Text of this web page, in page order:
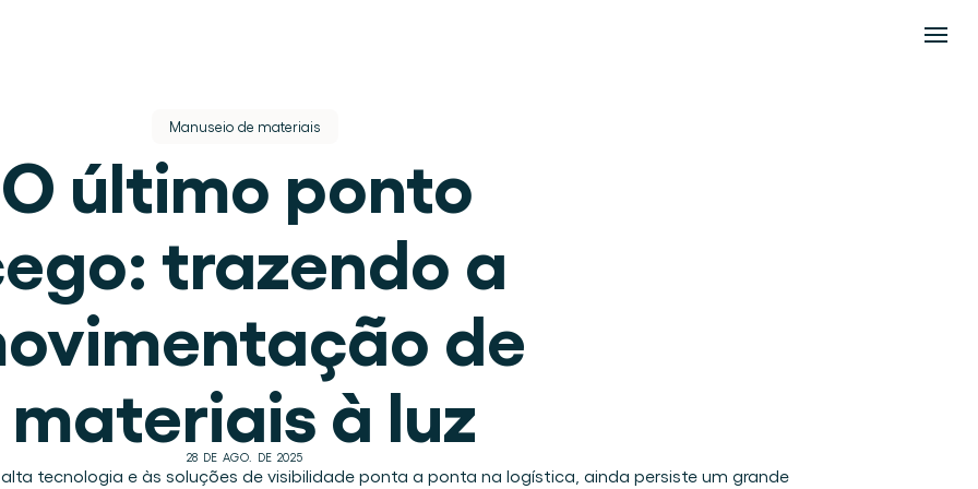
Manuseio de materiais
O último ponto
trazendo a
de
materiais à luz
28 DE AGO. DE 2025
tecnologia e às soluções de visibilidade ponta a ponta na logística, ainda persiste um grande